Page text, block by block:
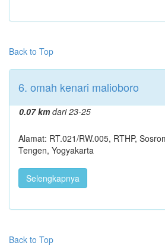
Back to Top
6. omah kenari malioboro
0.07 kmdari 23-25
Alamat: RT.021/RW.005, RTHP,
Tengen, Yogyakarta
Selengkapnya
Back to Top